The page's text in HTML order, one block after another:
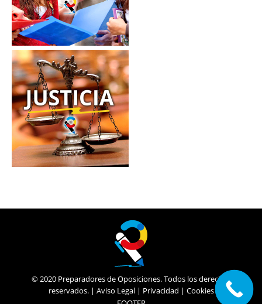
© 2020 Preparadores de Oposiciones. Todos los derechos
reservados. | Aviso Legal| Privacidad | Cookies